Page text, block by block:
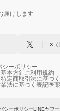
届けします
X（
シーポリシー
本方針ご利用規約
特定商取引法に基づ
法に基づく表記医
シーポリシーLINEヤフ